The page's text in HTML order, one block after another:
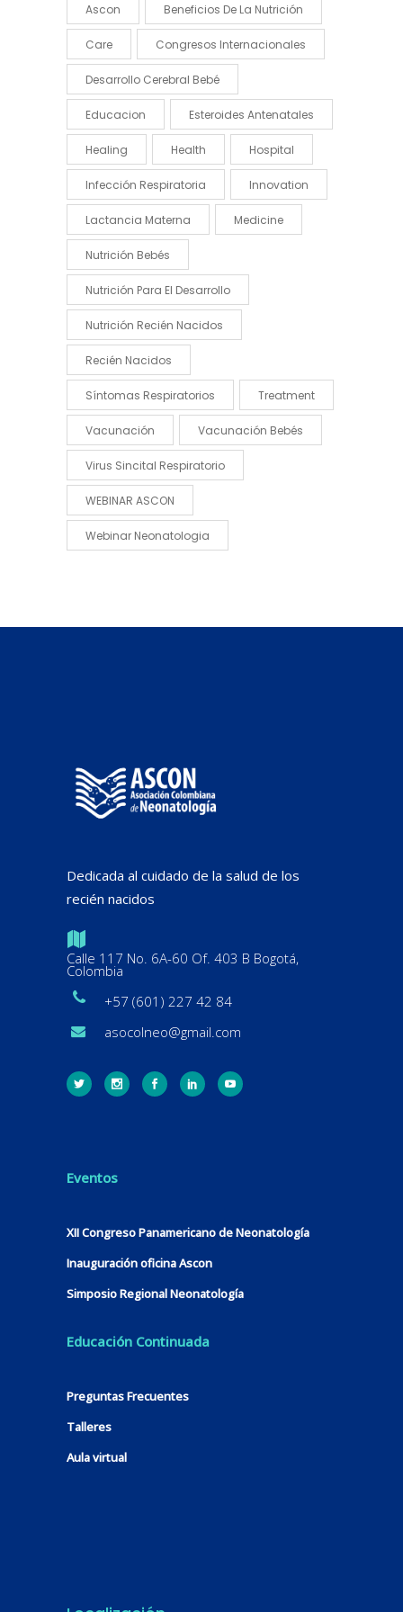
Ascon Beneficios De La Nutrición
Care Congresos Internacionales
Desarrollo Cerebral Bebé
Educacion Esteroides Antenatales
Healing Health Hospital
Infección Respiratoria Innovation
Lactancia Materna Medicine
Nutrición Bebés
Nutrición Para El Desarrollo
Nutrición Recién Nacidos
Recién Nacidos
Síntomas Respiratorios Treatment
Vacunación Vacunación Bebés
Virus Sincital Respiratorio
WEBINAR ASCON
Webinar Neonatologia
Dedicada al cuidado de la salud de los
recién nacidos
Calle 117 No. 6A-60 Of. 403 B Bogotá,
Colombia
+57 (601) 227 42 84
asocolneo@gmail.com
Eventos
XII Congreso Panamericano de Neonatología
Inauguración oficina Ascon
Simposio Regional Neonatología
Educación Continuada
Preguntas Frecuentes
Talleres
Aula virtual